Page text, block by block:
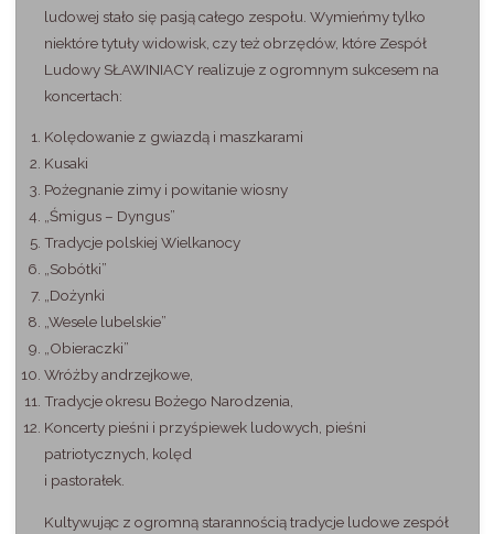
ludowej stało się pasją całego zespołu. Wymieńmy tylko
niektóre tytuły widowisk, czy też obrzędów, które Zespół
Ludowy SŁAWINIACY realizuje z ogromnym sukcesem na
koncertach:
Kolędowanie z gwiazdą i maszkarami
Kusaki
Pożegnanie zimy i powitanie wiosny
„Śmigus – Dyngus”
Tradycje polskiej Wielkanocy
„Sobótki”
„Dożynki
„Wesele lubelskie”
„Obieraczki”
Wróżby andrzejkowe,
Tradycje okresu Bożego Narodzenia,
Koncerty pieśni i przyśpiewek ludowych, pieśni
patriotycznych, kolęd
i pastorałek.
Kultywując z ogromną starannością tradycje ludowe zespół